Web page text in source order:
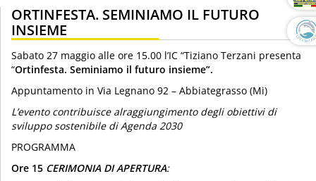
ORTINFESTA. SEMINIAMO IL FUTURO
INSIEME
Sabato 27 maggio alle ore 15.00 l’IC “Tiziano Terzani presenta
“Ortinfesta. Seminiamo il futuro insieme”.
Appuntamento in Via Legnano 92 – Abbiategrasso (Mi)
L’evento contribuisce alraggiungimento degli obiettivi di
sviluppo sostenibile di Agenda 2030
PROGRAMMA
Ore 15 CERIMONIA DI APERTURA: